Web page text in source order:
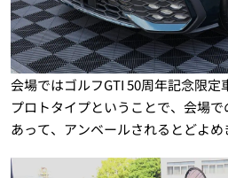
会場ではゴルフGTI 50周年記念限定
プロトタイプということで、会場
あって、アンベールされるとどよめ